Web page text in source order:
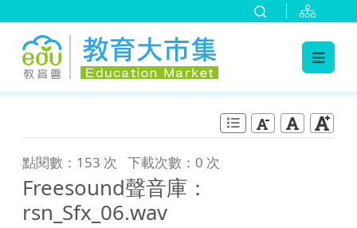
點閱數：153 次 下載次數：0 次
Freesound聲音庫：
rsn_Sfx_06.wav